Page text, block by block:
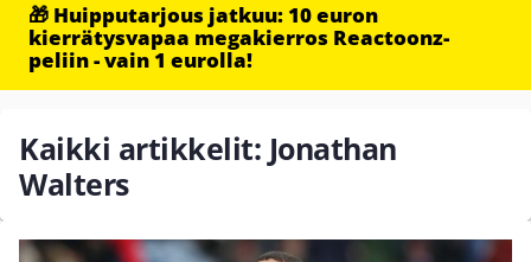
🎁 Huipputarjous jatkuu: 10 euron
kierrätysvapaa megakierros Reactoonz-
peliin - vain 1 eurolla!
Kaikki artikkelit: Jonathan
Walters